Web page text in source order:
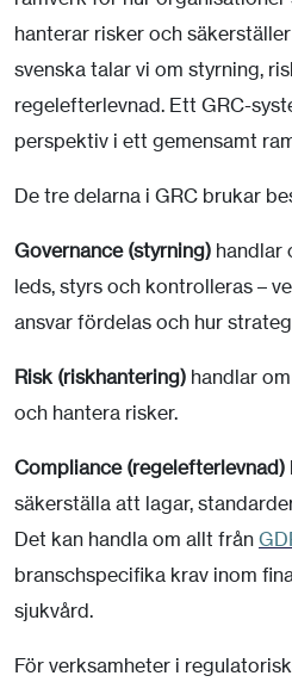
hanterar risker och
svenska talar vi om styrning,
regelefterlevnad. Ett GRC-
perspektiv i ett gemensamt
De tre delarna i GRC brukar
Governance (styrning) handlar
leds, styrs och kontrolleras –
ansvar fördelas och hur
Risk (riskhantering) handlar
och hantera risker.
Compliance (regelefterlevnad)
säkerställa att lagar,
Det kan handla om allt från
branschspecifika krav inom
sjukvård.
För verksamheter i